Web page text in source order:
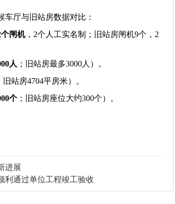
厅与旧站房数据对比：
闸机，2个人工实名制；旧站房闸机9个，2
人 ；旧站房最多3000人）。
旧站房4704平房米）。
个 ；旧站房座位大约300个）。
进展
利通过单位工程竣工验收